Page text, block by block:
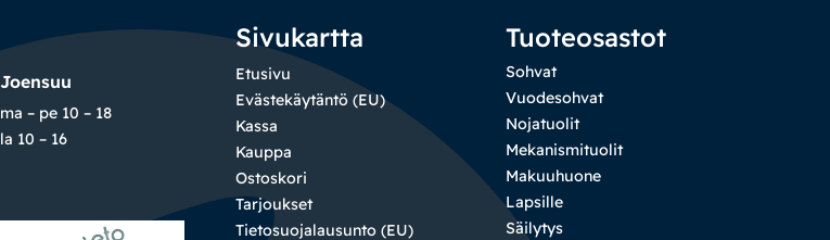
Joensuu
ma – pe 10 – 18
la 10 – 16
Sivukartta
Etusivu
Evästekäytäntö (EU)
Kassa
Kauppa
Ostoskori
Tarjoukset
Tietosuojalausunto (EU)
Tuoteosastot
Sohvat
Vuodesohvat
Nojatuolit
Mekanismituolit
Makuuhuone
Lapsille
Säilytys